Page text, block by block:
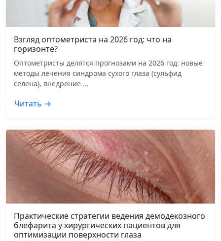
Взгляд оптометриста на 2026 год: что на
горизонте?
Оптометристы делятся прогнозами на 2026 год: новые
методы лечения синдрома сухого глаза (сульфид
селена), внедрение …
Читать →
Практические стратегии ведения демодекозного
блефарита у хирургических пациентов для
оптимизации поверхности глаза